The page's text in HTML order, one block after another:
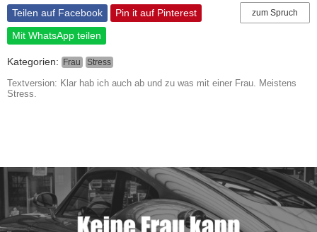
zum Spruch
Teilen auf Facebook
Pin it auf Pinterest
Mit WhatsApp teilen
Kategorien: Frau Stress
Textversion: Klar hab ich auch ab und zu was mit einer Frau. Meistens
Stress.